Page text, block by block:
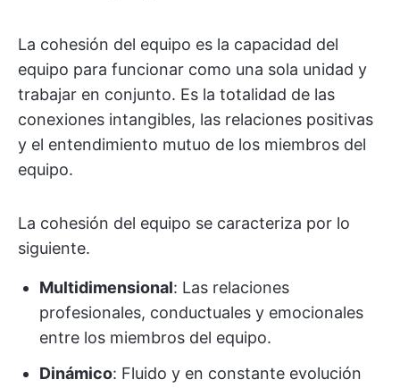
La cohesión del equipo es la capacidad del
equipo para funcionar como una sola unidad y
trabajar en conjunto. Es la totalidad de las
conexiones intangibles, las relaciones positivas
y el entendimiento mutuo de los miembros del
equipo.
La cohesión del equipo se caracteriza por lo
siguiente.
Multidimensional: Las relaciones
profesionales, conductuales y emocionales
entre los miembros del equipo.
Dinámico: Fluido y en constante evolución